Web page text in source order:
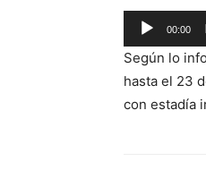
Reproductor
de
audio
00:00
Según lo
hasta el 23
con estadía